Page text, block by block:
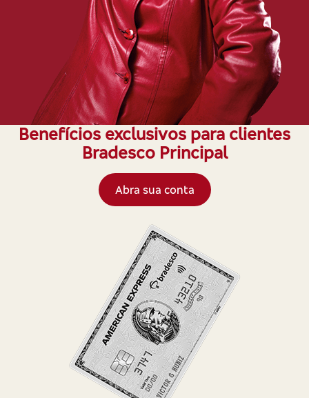
Benefícios exclusivos para clientes
Bradesco Principal
Abra sua conta